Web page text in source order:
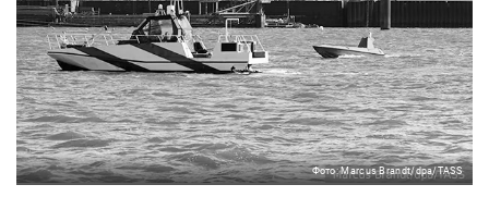
Фото: Marcus Brandt/dpa/TASS